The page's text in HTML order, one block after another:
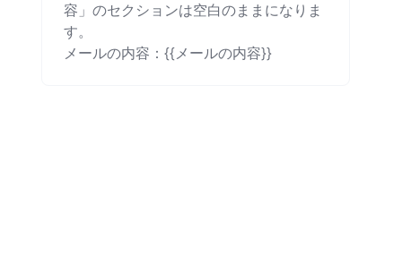
容」のセクションは空白のままになりま
す。
メールの内容：{{メールの内容}}